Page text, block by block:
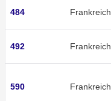
484 Frankreich
492 Frankreich
590 Frankreich